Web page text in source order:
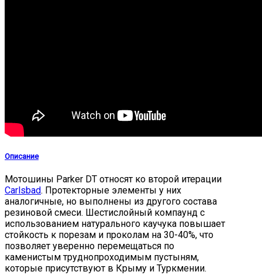
Описание
Мотошины Parker DT относят ко второй итерации
Carlsbad. Протекторные элементы у них
аналогичные, но выполнены из другого состава
резиновой смеси. Шестислойный компаунд с
использованием натурального каучука повышает
стойкость к порезам и проколам на 30-40%, что
позволяет уверенно перемещаться по
каменистым труднопроходимым пустыням,
которые присутствуют в Крыму и Туркмении.